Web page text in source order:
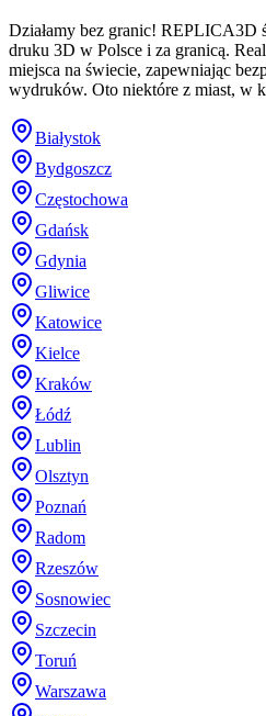
Działamy bez granic! REPLICA3D
druku 3D w Polsce i za granicą.
miejsca na świecie, zapewniając
wydruków. Oto niektóre z miast, w
Białystok
Bydgoszcz
Częstochowa
Gdańsk
Gdynia
Gliwice
Katowice
Kielce
Kraków
Łódź
Lublin
Olsztyn
Poznań
Radom
Rzeszów
Sosnowiec
Szczecin
Toruń
Warszawa